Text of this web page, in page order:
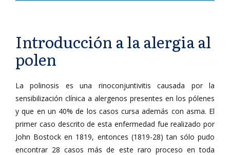
Introducción a la alergia al
polen
La polinosis es una rinoconjuntivitis causada por la
sensibilización clínica a alergenos presentes en los pólenes
y que en un 40% de los casos cursa además con asma. El
primer caso descrito de esta enfermedad fue realizado por
John Bostock en 1819, entonces (1819-28) tan sólo pudo
encontrar 28 casos más de este raro proceso en toda